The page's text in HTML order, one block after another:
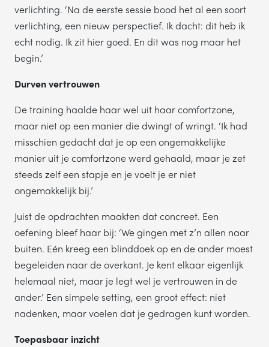
verlichting. ‘Na de eerste sessie bood het al een soort
verlichting, een nieuw perspectief. Ik dacht: dit heb ik
echt nodig. Ik zit hier goed. En dit was nog maar het
begin.’
Durven vertrouwen
De training haalde haar wel uit haar comfortzone,
maar niet op een manier die dwingt of wringt. ‘Ik had
misschien gedacht dat je op een ongemakkelijke
manier uit je comfortzone werd gehaald, maar je zet
steeds zelf een stapje en je voelt je er niet
ongemakkelijk bij.’
Juist de opdrachten maakten dat concreet. Een
oefening bleef haar bij: ‘We gingen met z’n allen naar
buiten. Eén kreeg een blinddoek op en de ander moest
begeleiden naar de overkant. Je kent elkaar eigenlijk
helemaal niet, maar je legt wel je vertrouwen in de
ander.’ Een simpele setting, een groot effect: niet
nadenken, maar voelen dat je gedragen kunt worden.
Toepasbaar inzicht